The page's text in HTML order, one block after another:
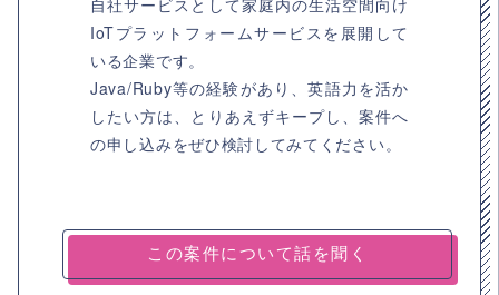
自社サービスとして家庭内の生活空間向け
IoTプラットフォームサービスを展開して
いる企業です。
Java/Ruby等の経験があり、英語力を活か
したい方は、とりあえずキープし、案件へ
の申し込みをぜひ検討してみてください。